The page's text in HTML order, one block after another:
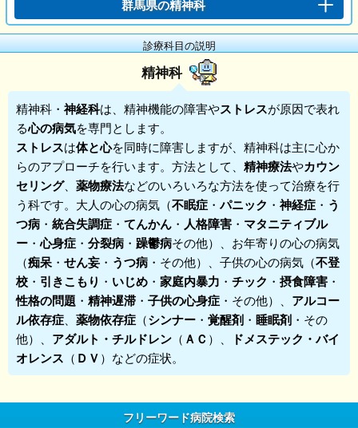
群馬県の精神科
診療科目の説明
精神科
精神科 ・ 神経科は、精神機能の障害やストレスが原因で表れ
る心の病気を専門とします。
ストレスは体と心を同時に障害しますが、精神科は主に心か
らのアプローチを行います。方法として、 精神療法やカウン
セリング、 薬物療法などのいろいろな方法を使って治療を行
う科です。大人の心の病気（不眠症 ・パニック ・ 神経症 ・ う
つ病 ・ 統合失調症 ・ てんかん ・ 人格障害 ・ マタニティブル
ー ・心身症 ・ 分裂病 ・ 躁鬱病その他）、お年寄りの心の病気
（痴呆 ・ せん妄 ・ うつ病 ・その他）、子供の心の病気（不登
校 ・ 引きこもり ・ いじめ ・ 家庭内暴力 ・ チック ・ 摂食障害 ・
性格の問題 ・ 精神遅滞 ・ 子供の心身症 ・その他）、 アルコー
ル依存症
薬物依存症 （シンナー ・ 覚醒剤 ・ 睡眠剤 ・その
他）、 アダルト・チルドレン （ ＡＣ ）、
ドメステック・バイ
オレンス （ ＤＶ）などの症状。
フリーワード病院検索